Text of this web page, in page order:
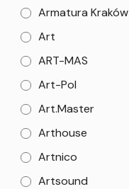
Armatura Kraków
Art
ART-MAS
Art-Pol
Art.Master
Arthouse
Artnico
Artsound